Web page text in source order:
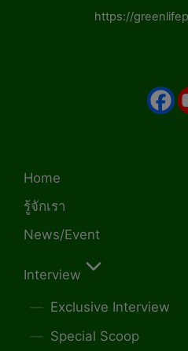
https://
Home
รู้จักเรา
News/Event
Interview
Exclusive Interview
Special Scoop